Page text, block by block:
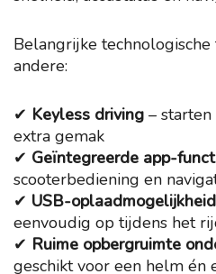
Belangrijke
andere:
✔ Keyless driving –
extra gemak
✔ Geïntegreerde app-
scooterbediening en
✔ USB-oplaadmogelijkheid
eenvoudig op tijdens het
✔ Ruime opbergruimte
geschikt voor een helm én